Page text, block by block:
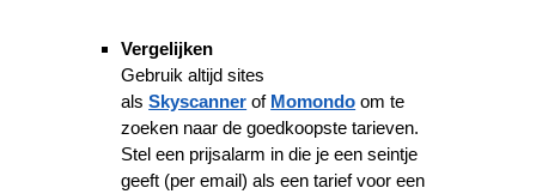
Vergelijken
Gebruik altijd sites
alsSkyscanner of Momondo om te
zoeken naar de goedkoopste tarieven.
Stel een prijsalarm in die je een seintje
geeft (per email) als een tarief voor een